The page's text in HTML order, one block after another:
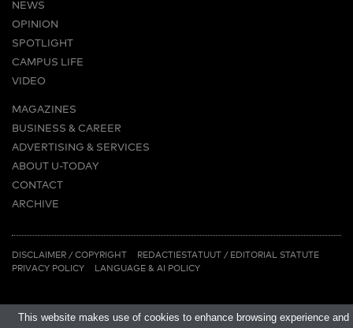
NEWS
OPINION
SPOTLIGHT
CAMPUS LIFE
VIDEO
MAGAZINES
BUSINESS & CAREER
ADVERTISING & SERVICES
ABOUT U-TODAY
CONTACT
ARCHIVE
LINKS
DISCLAIMER / COPYRIGHT REDACTIESTATUUT (PDF)
/ EDITORIAL STATUTE(PDF)
PRIVACY POLICY
LANGUAGE & AI POLICY
This website makes use of cookies to enhance browsing experience and